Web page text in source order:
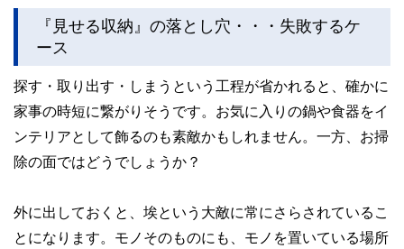
『見せる収納』の落とし穴・・・失敗するケ
ース
探す・取り出す・しまうという工程が省かれると、確かに
家事の時短に繋がりそうです。お気に入りの鍋や食器をイ
ンテリアとして飾るのも素敵かもしれません。一方、お掃
除の面ではどうでしょうか？
外に出しておくと、埃という大敵に常にさらされているこ
とになります。モノそのものにも、モノを置いている場所